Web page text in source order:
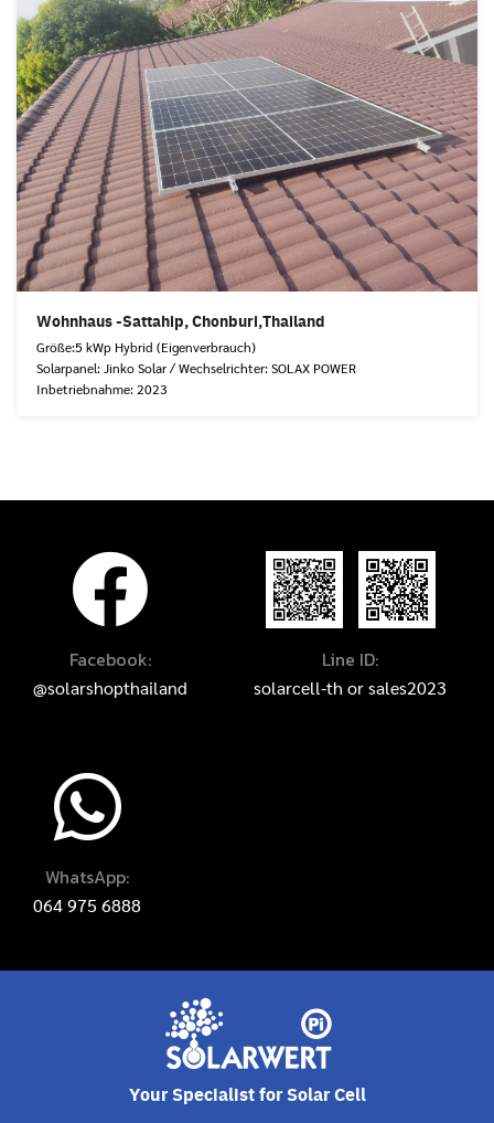
Wohnhaus -Sattahip, Chonburi,Thailand
Größe:5 kWp Hybrid (Eigenverbrauch)
Solarpanel: Jinko Solar / Wechselrichter: SOLAX POWER
Inbetriebnahme: 2023
Facebook:
@solarshopthailand
Line ID:
solarcell-th orsales2023
WhatsApp:
064 975 6888
Your Specialist for Solar Cell